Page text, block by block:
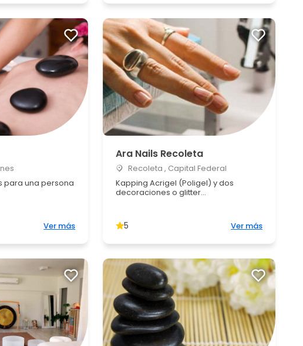
para una persona
Ver más
Ara Nails Recoleta
Recoleta , Capital Federal
Kapping Acrigel (Poligel) y dos
decoraciones o glitter...
5 Ver más